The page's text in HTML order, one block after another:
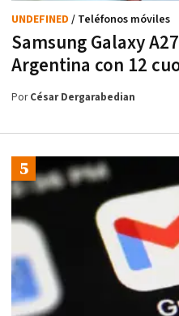
Samsung Galaxy
Argentina con 12
UNDEFINED / Teléfonos móviles
PorCésar Dergarabedian